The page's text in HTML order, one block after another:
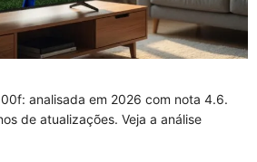
analisada em 2026 com nota 4.6.
de atualizações. Veja a análise